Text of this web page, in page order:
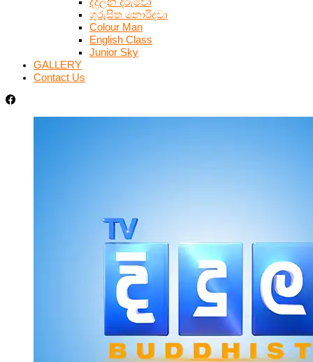
ගුරුසිත නොරිදවා
Colour Man
English Class
Junior Sky
GALLERY
Contact Us